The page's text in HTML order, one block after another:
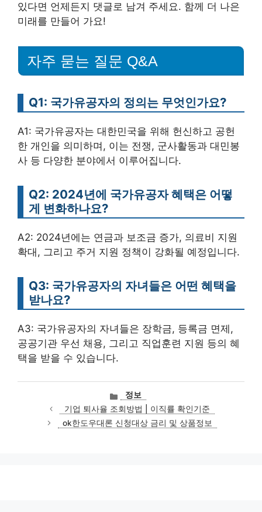
있다면 언제든지 댓글로 남겨 주세요. 함께 더 나은
미래를 만들어 가요!
자주 묻는 질문 Q&A
Q1: 국가유공자의 정의는 무엇인가요?
A1: 국가유공자는 대한민국을 위해 헌신하고 공헌
한 개인을 의미하며, 이는 전쟁, 군사활동과 대민봉
사 등 다양한 분야에서 이루어집니다.
Q2: 2024년에 국가유공자 혜택은 어떻
게 변화하나요?
A2: 2024년에는 연금과 보조금 증가, 의료비 지원
확대, 그리고 주거 지원 정책이 강화될 예정입니다.
Q3: 국가유공자의 자녀들은 어떤 혜택을
받나요?
A3: 국가유공자의 자녀들은 장학금, 등록금 면제,
공공기관 우선 채용, 그리고 직업훈련 지원 등의 혜
택을 받을 수 있습니다.
카
테
고
리
정보
기업 퇴사율 조회방법 | 이직률 확인기준
ok한도우대론 신청대상 금리 및 상품정보